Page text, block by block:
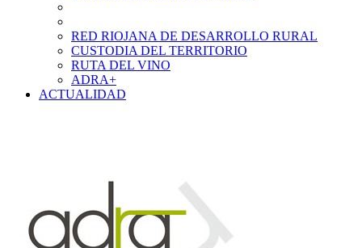
RED RIOJANA DE DESARROLLO RURAL
CUSTODIA DEL TERRITORIO
RUTA DEL VINO
ADRA+
ACTUALIDAD